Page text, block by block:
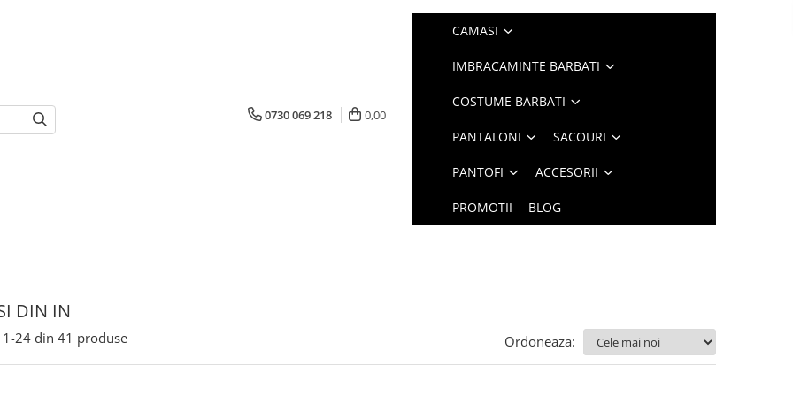
0730 069 218 0,00
CAMASI
IMBRACAMINTE BARBATI
COSTUME BARBATI
PANTALONI SACOURI
PANTOFI ACCESORII
PROMOTII BLOG
DIN IN
1-24 din 41 produse Ordoneaza: